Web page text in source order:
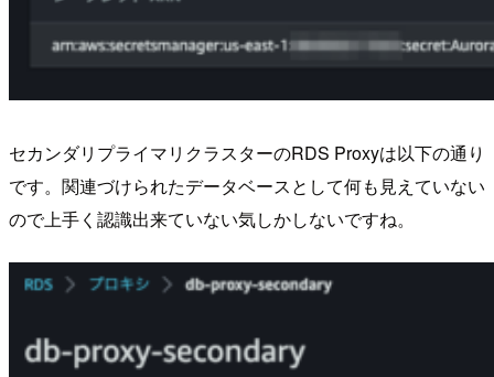
セカンダリプライマリクラスターのRDS Proxyは以下の通り
です。関連づけられたデータベースとして何も見えていない
ので上手く認識出来ていない気しかしないですね。